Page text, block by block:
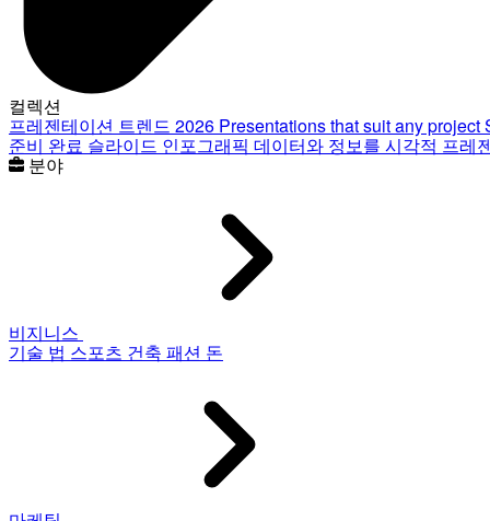
컬렉션
프레젠테이션 트렌드 2026 Presentations that suit any project
준비 완료 슬라이드 인포그래픽 데이터와 정보를 시각적 프레
분야
비지니스
기술 법 스포츠 건축 패션 돈